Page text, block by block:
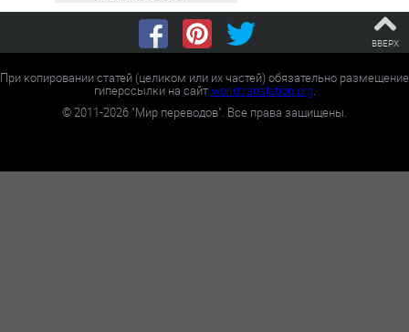
ВВЕРХ
При копировании статей (целиком или их частей) обязательно размещение
гиперссылки на сайтworldtranslation.org.
©2011-2026 "Мир переводов". Все права защищены.